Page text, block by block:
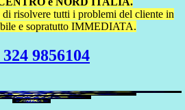
risolvere tutti i problemi del cliente in
e sopratutto IMMEDIATA.
9856104